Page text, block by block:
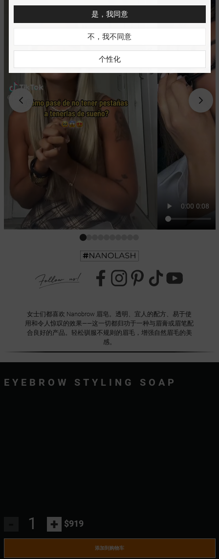
女士们都喜欢 Nanobrow 眉皂。透明、宜人的配方、易于使
用和令人惊叹的效果——这一切都归功于一种与眉膏或眉笔配
合良好的产品。轻松驯服不规则的眉毛，增强自然眉毛的美
感。
EYEBROW STYLING SOAP
+ $919
添加到购物车
是，我同意
不，我不同意
个性化